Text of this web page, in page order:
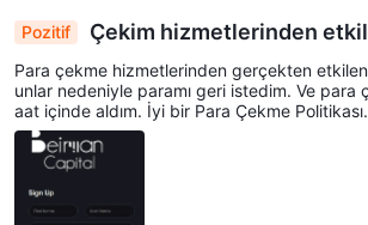
Pozitif Çekim hizmetlerinden
Para çekme hizmetlerinden gerçekten
unlar nedeniyle paramı geri istedim. Ve para
aat içinde aldım. İyi bir Para Çekme Politikası.